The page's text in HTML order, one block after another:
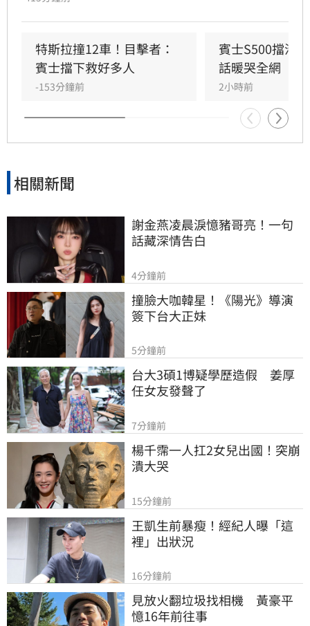
光，竟是擁有1.4萬粉絲的網紅「超級土豆粉」，
同時也是嘉義知名甜甜圈店老闆。
特斯拉撞12車！目擊者：
賓士擋下救好多人
-153分鐘前
賓士S500擋浩
話暖哭全網
2小時前
相關新聞
謝金燕凌晨淚憶豬哥亮！一句
話藏深情告白
4分鐘前
撞臉大咖韓星！《陽光》導演
簽下台大正妹
5分鐘前
台大3碩1博疑學歷造假　姜厚
任女友發聲了
7分鐘前
楊千霈一人扛2女兒出國！突崩
潰大哭
15分鐘前
王凱生前暴瘦！經紀人曝「這
裡」出狀況
16分鐘前
見放火翻垃圾找相機　黃豪平
憶16年前往事